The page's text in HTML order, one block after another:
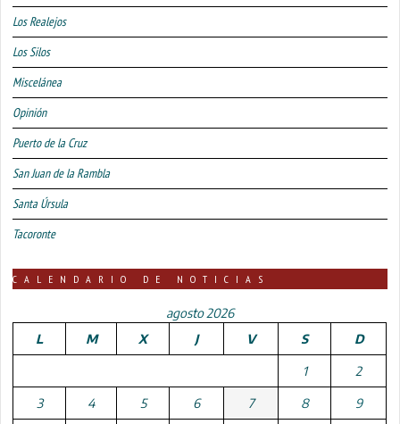
Los Realejos
Los Silos
Miscelánea
Opinión
Puerto de la Cruz
San Juan de la Rambla
Santa Úrsula
Tacoronte
CALENDARIO DE NOTICIAS
agosto 2026
L
M X J V S D
1 2
3 4 5 6 7 8 9